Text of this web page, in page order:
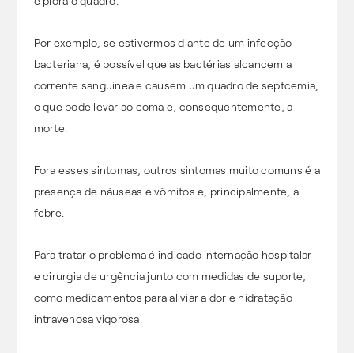
Por exemplo, se estivermos diante de um infecção
bacteriana, é possível que as bactérias alcancem a
corrente sanguinea e causem um quadro de septcemia,
o que pode levar ao coma e, consequentemente, a
morte.
Fora esses sintomas, outros sintomas muito comuns é a
presença de náuseas e vômitos e, principalmente, a
febre.
Para tratar o problema é indicado internação hospitalar
e cirurgia de urgência junto com medidas de suporte,
como medicamentos para aliviar a dor e hidratação
intravenosa vigorosa.